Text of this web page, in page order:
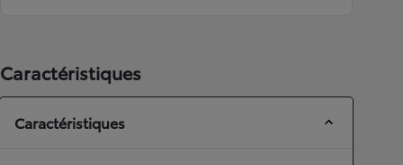
Caractéristiques
Caractéristiques